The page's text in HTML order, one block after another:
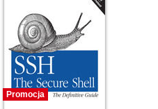
Promocja